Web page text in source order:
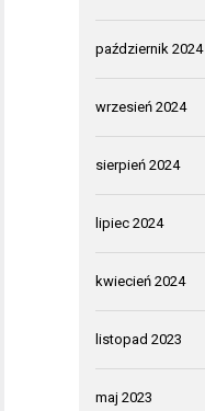
październik 2024
wrzesień 2024
sierpień 2024
lipiec 2024
kwiecień 2024
listopad 2023
maj 2023